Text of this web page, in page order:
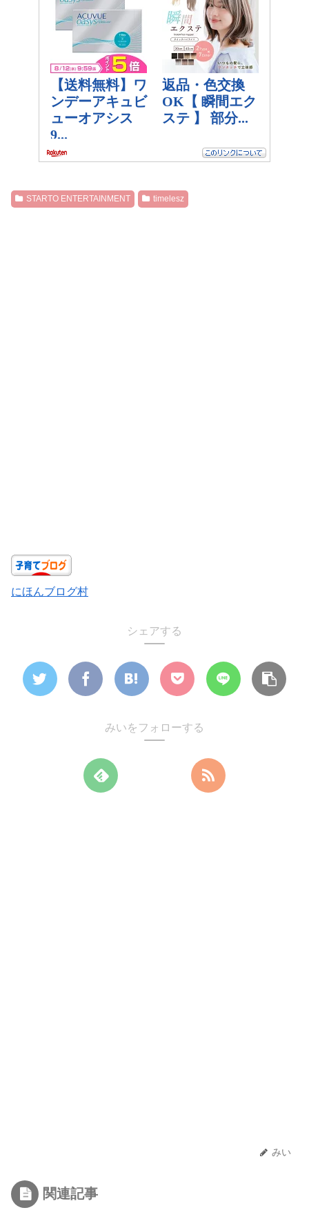
STARTO ENTERTAINMENT timelesz
にほんブログ村
シェアする
みいをフォローする
みい
関連記事